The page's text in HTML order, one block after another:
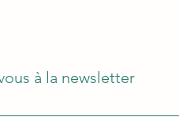
à la newsletter